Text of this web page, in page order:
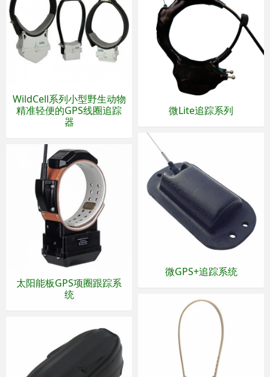
WildCell系列小型野生动物
精准轻便的GPS线圈追踪
器
微Lite追踪系列
微GPS+追踪系统
太阳能板GPS项圈跟踪系
统